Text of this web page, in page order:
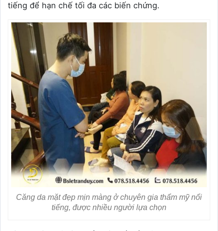
tiếng để hạn chế tối đa các biến chứng.
Căng da mặt đẹp mịn màng ở chuyên gia thẩm mỹ nổi
tiếng, được nhiều người lựa chọn